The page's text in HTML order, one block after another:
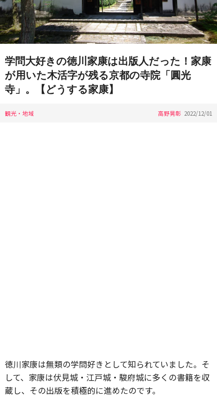
学問大好きの徳川家康は出版人だった！家康
が用いた木活字が残る京都の寺院「圓光
寺」。【どうする家康】
観光・地域 高野晃彰 2022/12/01
徳川家康は無類の学問好きとして知られていました。そ
して、家康は伏見城・江戸城・駿府城に多くの書籍を収
蔵し、その出版を積極的に進めたのです。